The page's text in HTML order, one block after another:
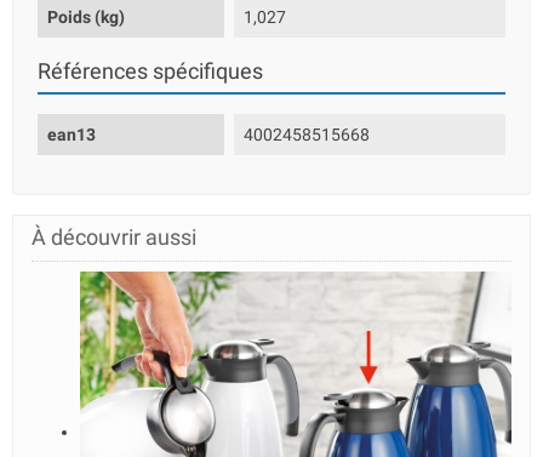
Poids (kg) 1,027
Références spécifiques
ean13 4002458515668
À découvrir aussi